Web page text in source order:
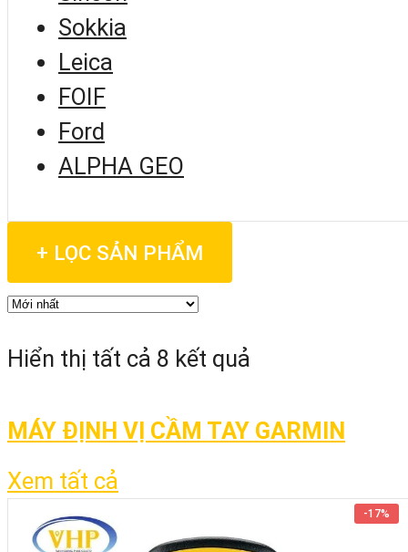
Sokkia
Leica
FOIF
Ford
ALPHA GEO
+ LỌC SẢN PHẨM
Hiển thị tất cả 8 kết quả
MÁY ĐỊNH VỊ CẦM TAY GARMIN
Xem tất cả
-17%